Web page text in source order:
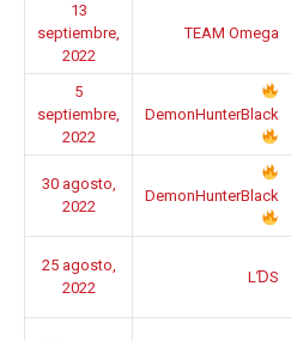
13
septiembre,
2022
TEAM Omega
5
septiembre,
2022
DemonHunterBlack
30 agosto,
2022
DemonHunterBlack
25 agosto,
2022
LƊS